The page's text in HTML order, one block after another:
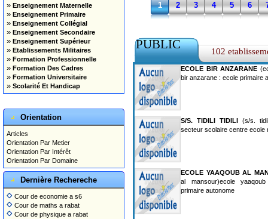
» Enseignement Maternelle
» Enseignement Primaire
» Enseignement Collégial
» Enseignement Secondaire
» Enseignement Supérieur
» Etablissements Militaires
» Formation Professionnelle
» Formation Des Cadres
» Formation Universitaire
» Scolarité Et Handicap
Orientation
Articles
Orientation Par Metier
Orientation Par Intérêt
Orientation Par Domaine
Dernière Rechereche
Cour de economie a s6
Cour de maths a rabat
Cour de physique a rabat
1 2 3 4 5 6
PUBLIC 102
ECOLE BIR ANZARANE
bir anzarane : ecole primaire
S/S. TIDILI TIDILI(s/s.
secteur scolaire centre ecole
ECOLE YAAQOUB AL
al mansour)ecole
primaire autonome